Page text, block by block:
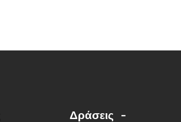
Δράσεις -